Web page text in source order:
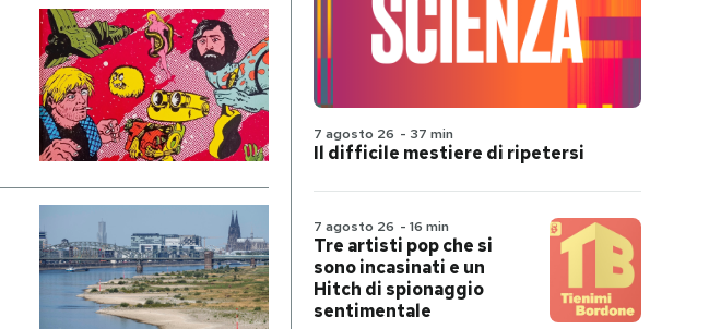
7 agosto 26 - 37 min
Il difficile mestiere di ripetersi
7 agosto 26 - 16 min
Tre artisti pop che si
sono incasinati e un
Hitch di spionaggio
sentimentale